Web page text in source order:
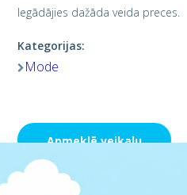
Iegādājies dažāda veida preces.
Kategorijas:
Mode
Apmeklē veikalu